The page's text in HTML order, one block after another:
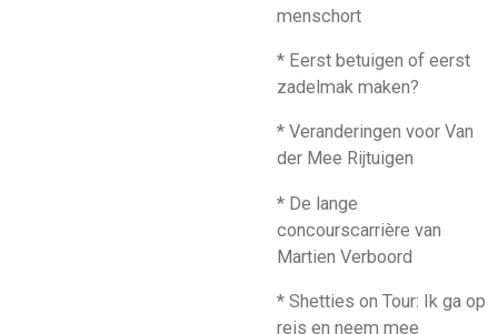
menschort
* Eerst betuigen of eerst
zadelmak maken?
* Veranderingen voor Van
der Mee Rijtuigen
* De lange
concourscarrière van
Martien Verboord
* Shetties on Tour: Ik ga op
reis en neem mee